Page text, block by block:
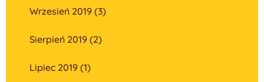
Wrzesień 2019 (3)
Sierpień 2019 (2)
Lipiec 2019 (1)